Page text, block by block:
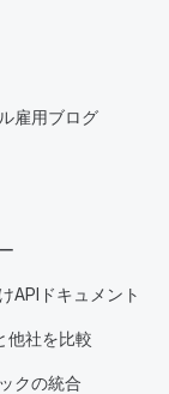
雇用ブログ
APIドキュメント
他社を比較
クの統合